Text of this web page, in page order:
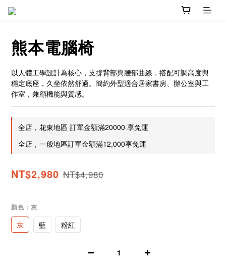
熊本電腦椅
以人體工學設計為核心，支撐背部與腰部曲線，搭配可調高度與
穩定底座，久坐依然舒適。簡約外型適合居家書房、辦公室與工
作室，兼顧機能與質感。
全店，花東地區 訂單金額滿20000 享免運
全店，一般地區訂單金額滿12,000享免運
NT$2,980 NT$4,980
顏色 : 灰
灰 藍 粉紅